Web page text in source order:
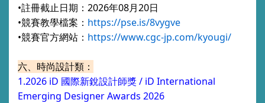
•註冊截止日期：2026年08月20日
•競賽教學檔案： https://pse.is/8vygve
•競賽官方網站： https://www.cgc-jp.com/kyougi/
六、時尚設計類：
1.2026 iD 國際新銳設計師獎 / iD International
Emerging Designer Awards 2026